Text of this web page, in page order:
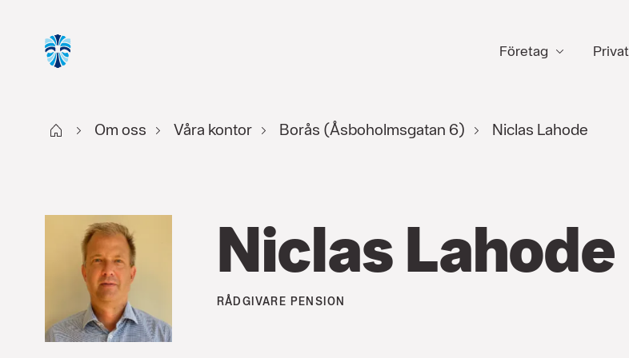
Företag Privat
Start Om oss Våra kontor Borås (Åsboholmsgatan 6) Niclas Lahode
Niclas Lahode
RÅDGIVARE PENSION